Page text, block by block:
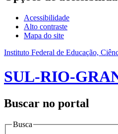
Acessibilidade
Alto contraste
Mapa do site
Instituto Federal de Educação,
SUL-RIO-
Buscar no portal
Busca